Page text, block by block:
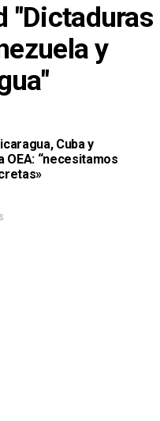
"Dictaduras
y
Cuba y
OEA: “necesitamos